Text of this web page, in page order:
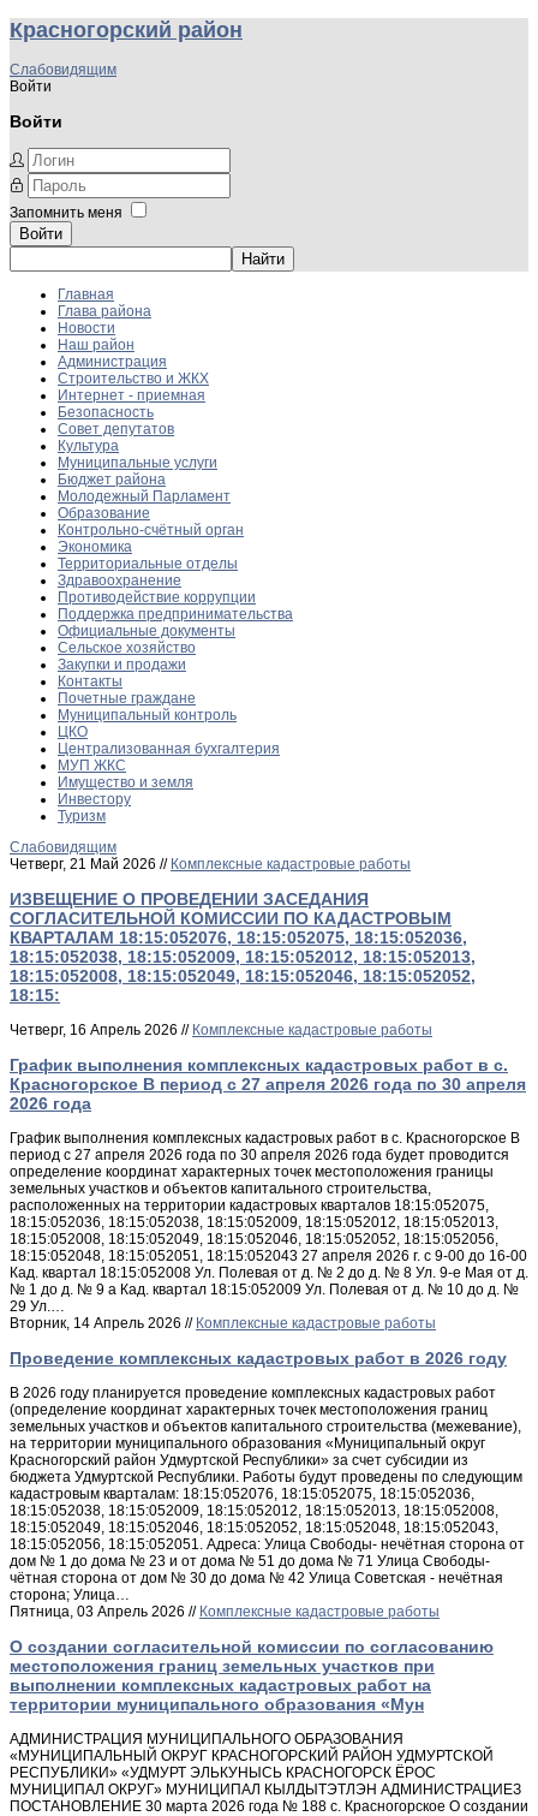
Красногорский район
Слабовидящим
Войти
Войти
Запомнить меня
Войти
Главная
Глава района
Новости
Наш район
Администрация
Строительство и ЖКХ
Интернет - приемная
Безопасность
Совет депутатов
Культура
Муниципальные услуги
Бюджет района
Молодежный Парламент
Образование
Контрольно-счётный орган
Экономика
Территориальные отделы
Здравоохранение
Противодействие коррупции
Поддержка предпринимательства
Официальные документы
Сельское хозяйство
Закупки и продажи
Контакты
Почетные граждане
Муниципальный контроль
ЦКО
Централизованная бухгалтерия
МУП ЖКС
Имущество и земля
Инвестору
Туризм
Слабовидящим
Четверг, 21 Май 2026 // Комплексные кадастровые работы
ИЗВЕЩЕНИЕ О ПРОВЕДЕНИИ ЗАСЕДАНИЯ
СОГЛАСИТЕЛЬНОЙ КОМИССИИ ПО КАДАСТРОВЫМ
КВАРТАЛАМ 18:15:052076, 18:15:052075, 18:15:052036,
18:15:052038, 18:15:052009, 18:15:052012, 18:15:052013,
18:15:052008, 18:15:052049, 18:15:052046, 18:15:052052,
18:15:
Четверг, 16 Апрель 2026 // Комплексные кадастровые работы
График выполнения комплексных кадастровых работ в с.
Красногорское В период с 27 апреля 2026 года по 30 апреля
2026 года
График выполнения комплексных кадастровых работ в с. Красногорское В
период с 27 апреля 2026 года по 30 апреля 2026 года будет проводится
определение координат характерных точек местоположения границы
земельных участков и объектов капитального строительства,
расположенных на территории кадастровых кварталов 18:15:052075,
18:15:052036, 18:15:052038, 18:15:052009, 18:15:052012, 18:15:052013,
18:15:052008, 18:15:052049, 18:15:052046, 18:15:052052, 18:15:052056,
18:15:052048, 18:15:052051, 18:15:052043 27 апреля 2026 г. с 9-00 до 16-00
Кад. квартал 18:15:052008 Ул. Полевая от д. № 2 до д. № 8 Ул. 9-е Мая от д.
№ 1 до д. № 9 а Кад. квартал 18:15:052009 Ул. Полевая от д. № 10 до д. №
29 Ул.…
Вторник, 14 Апрель 2026 // Комплексные кадастровые работы
Проведение комплексных кадастровых работ в 2026 году
В 2026 году планируется проведение комплексных кадастровых работ
(определение координат характерных точек местоположения границ
земельных участков и объектов капитального строительства (межевание),
на территории муниципального образования «Муниципальный округ
Красногорский район Удмуртской Республики» за счет субсидии из
бюджета Удмуртской Республики. Работы будут проведены по следующим
кадастровым кварталам: 18:15:052076, 18:15:052075, 18:15:052036,
18:15:052038, 18:15:052009, 18:15:052012, 18:15:052013, 18:15:052008,
18:15:052049, 18:15:052046, 18:15:052052, 18:15:052048, 18:15:052043,
18:15:052056, 18:15:052051. Адреса: Улица Свободы- нечётная сторона от
дом № 1 до дома № 23 и от дома № 51 до дома № 71 Улица Свободы-
чётная сторона от дом № 30 до дома № 42 Улица Советская - нечётная
сторона; Улица…
Пятница, 03 Апрель 2026 // Комплексные кадастровые работы
О создании согласительной комиссии по согласованию
местоположения границ земельных участков при
выполнении комплексных кадастровых работ на
территории муниципального образования «Мун
АДМИНИСТРАЦИЯ МУНИЦИПАЛЬНОГО ОБРАЗОВАНИЯ
«МУНИЦИПАЛЬНЫЙ ОКРУГ КРАСНОГОРСКИЙ РАЙОН УДМУРТСКОЙ
РЕСПУБЛИКИ» «УДМУРТ ЭЛЬКУНЫСЬ КРАСНОГОРСК ЁРОС
МУНИЦИПАЛ ОКРУГ» МУНИЦИПАЛ КЫЛДЫТЭТЛЭН АДМИНИСТРАЦИЕЗ
ПОСТАНОВЛЕНИЕ 30 марта 2026 года № 188 с. Красногорское О создании